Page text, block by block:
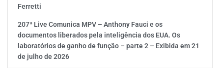
Ferretti
207ª Live Comunica MPV – Anthony Fauci e os
documentos liberados pela inteligência dos EUA. Os
laboratórios de ganho de função – parte 2 – Exibida em 21
de julho de 2026